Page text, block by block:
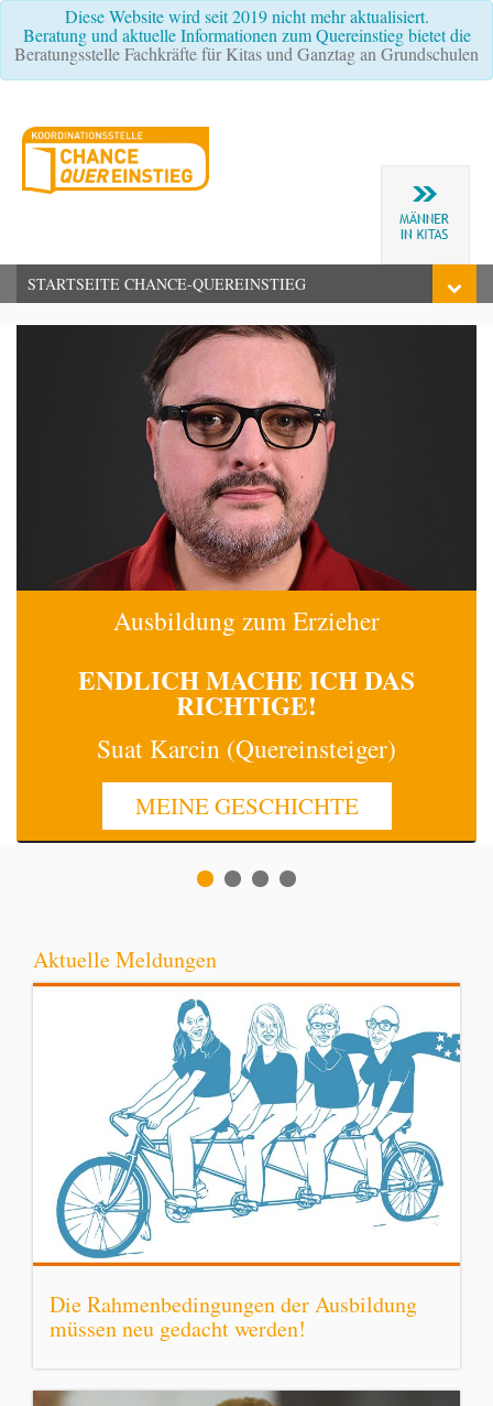
Diese Website wird seit 2019 nicht mehr aktualisiert.
Beratung und aktuelle Informationen zum Quereinstieg bietet die
Beratungsstelle Fachkräfte für Kitas und Ganztag an Grundschulen
STARTSEITE CHANCE-QUEREINSTIEG
Ausbildung zum Erzieher
ENDLICH MACHE ICHDAS
RICHTIGE!
Suat Karcin (Quereinsteiger)
MEINE GESCHICHTE
Aktuelle Meldungen
Die Rahmenbedingungen der Ausbildung
müssen neu gedacht werden!